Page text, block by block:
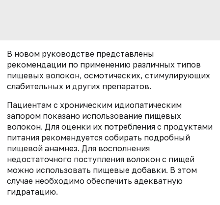
В новом руководстве представлены
рекомендации по применению различных типов
пищевых волокон, осмотических, стимулирующих
слабительных и других препаратов.
Пациентам с хроническим идиопатическим
запором показано использование пищевых
волокон. Для оценки их потребления с продуктами
питания рекомендуется собирать подробный
пищевой анамнез. Для восполнения
недостаточного поступления волокон с пищей
можно использовать пищевые добавки. В этом
случае необходимо обеспечить адекватную
гидратацию.